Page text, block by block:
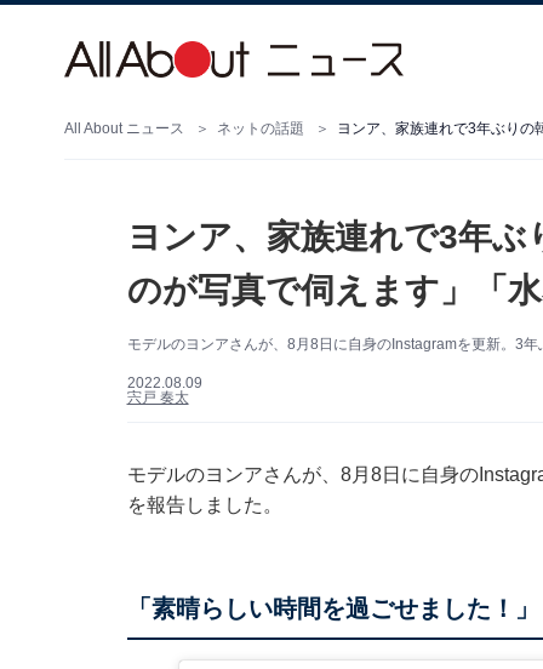
All About ニュース ネットの話題
ヨンア、家族連れで3年
のが写真で伺えます」「
モデルのヨンアさんが、8月8日に自身のInstagramを更新。3
2022.08.09
宍戸 奏太
モデルのヨンアさんが、8月8日に自身の
を報告しました。
「素晴らしい時間を過ごせました！」